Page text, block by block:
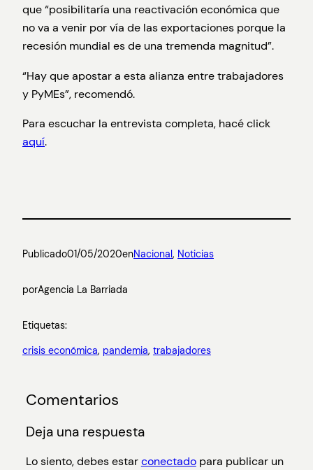
que “posibilitaría una reactivación económica que
no va a venir por vía de las exportaciones porque la
recesión mundial es de una tremenda magnitud”.
“Hay que apostar a esta alianza entre trabajadores
y PyMEs”, recomendó.
Para escuchar la entrevista completa, hacé click
aquí.
Publicado01/05/2020enNacional , Noticias
porAgencia La Barriada
Etiquetas:
crisis económica, pandemia, trabajadores
Comentarios
Deja una respuesta
Lo siento, debes estarconectadopara publicar un